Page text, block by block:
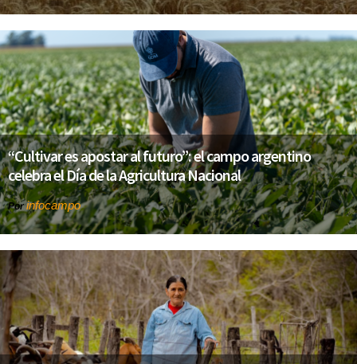
“Cultivar es apostar al futuro”: el campo argentino
celebra el Día de la Agricultura Nacional
Porinfocampo